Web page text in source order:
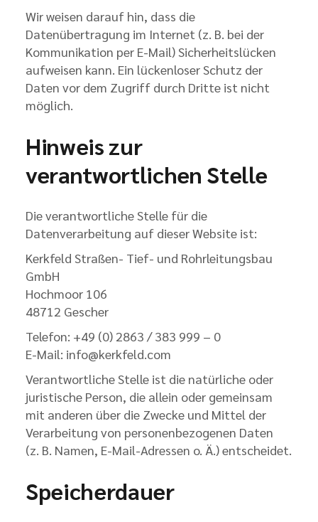
Wir weisen darauf hin, dass die
Datenübertragung im Internet (z. B. bei der
Kommunikation per E-Mail) Sicherheitslücken
aufweisen kann. Ein lückenloser Schutz der
Daten vor dem Zugriff durch Dritte ist nicht
möglich.
Hinweis zur
verantwortlichen Stelle
Die verantwortliche Stelle für die
Datenverarbeitung auf dieser Website ist:
Kerkfeld Straßen- Tief- und Rohrleitungsbau
GmbH
Hochmoor 106
48712 Gescher
Telefon: +49 (0) 2863 / 383 999 – 0
E-Mail: info@kerkfeld.com
Verantwortliche Stelle ist die natürliche oder
juristische Person, die allein oder gemeinsam
mit anderen über die Zwecke und Mittel der
Verarbeitung von personenbezogenen Daten
(z. B. Namen, E-Mail-Adressen o. Ä.) entscheidet.
Speicherdauer